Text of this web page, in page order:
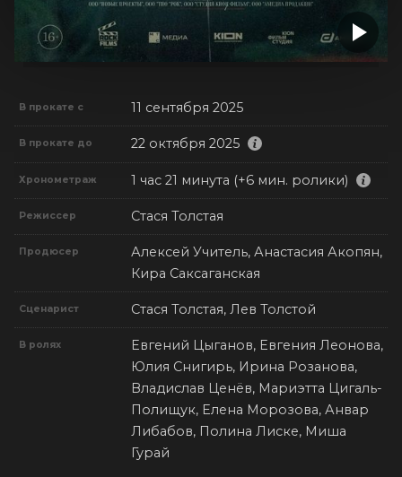
В прокате с 11 сентября 2025
В прокате до 22 октября 2025
Хронометраж 1 час 21 минута (+6 мин. ролики)
Режиссер Стася Толстая
Продюсер
Алексей Учитель, Анастасия Акопян,
Кира Саксаганская
Сценарист Стася Толстая, Лев Толстой
В ролях
Евгений Цыганов, Евгения Леонова,
Юлия Снигирь, Ирина Розанова,
Владислав Ценёв, Мариэтта Цигаль-
Полищук, Елена Морозова, Анвар
Либабов, Полина Лиске, Миша
Гурай